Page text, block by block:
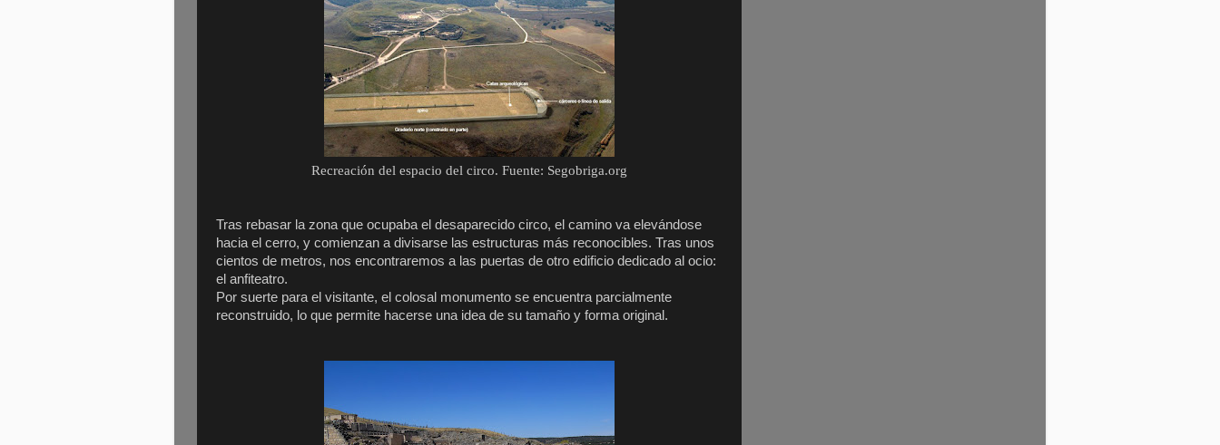
Recreación del espacio del circo. Fuente: Segobriga.org
Tras rebasar la zona que ocupaba el desaparecido circo, el camino va elevándose
hacia el cerro, y comienzan a divisarse las estructuras más reconocibles. Tras unos
cientos de metros, nos encontraremos a las puertas de otro edificio dedicado al ocio:
el anfiteatro.
Por suerte para el visitante, el colosal monumento se encuentra parcialmente
reconstruido, lo que permite hacerse una idea de su tamaño y forma original.